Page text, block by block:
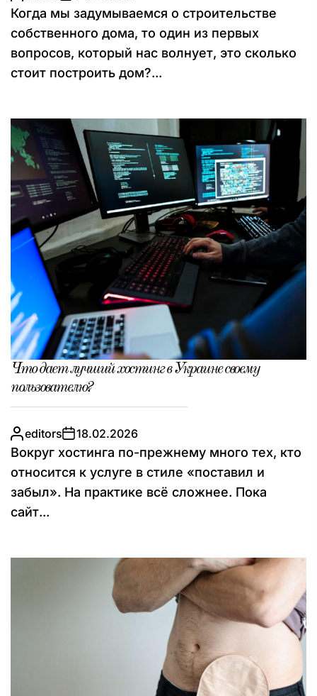
Когда мы задумываемся о строительстве
собственного дома, то один из первых
вопросов, который нас волнует, это сколько
стоит построить дом?...
Что дает лучший хостинг в Украине своему
пользователю?
editors 18.02.2026
Вокруг хостинга по-прежнему много тех, кто
относится к услуге в стиле «поставил и
забыл». На практике всё сложнее. Пока
сайт...